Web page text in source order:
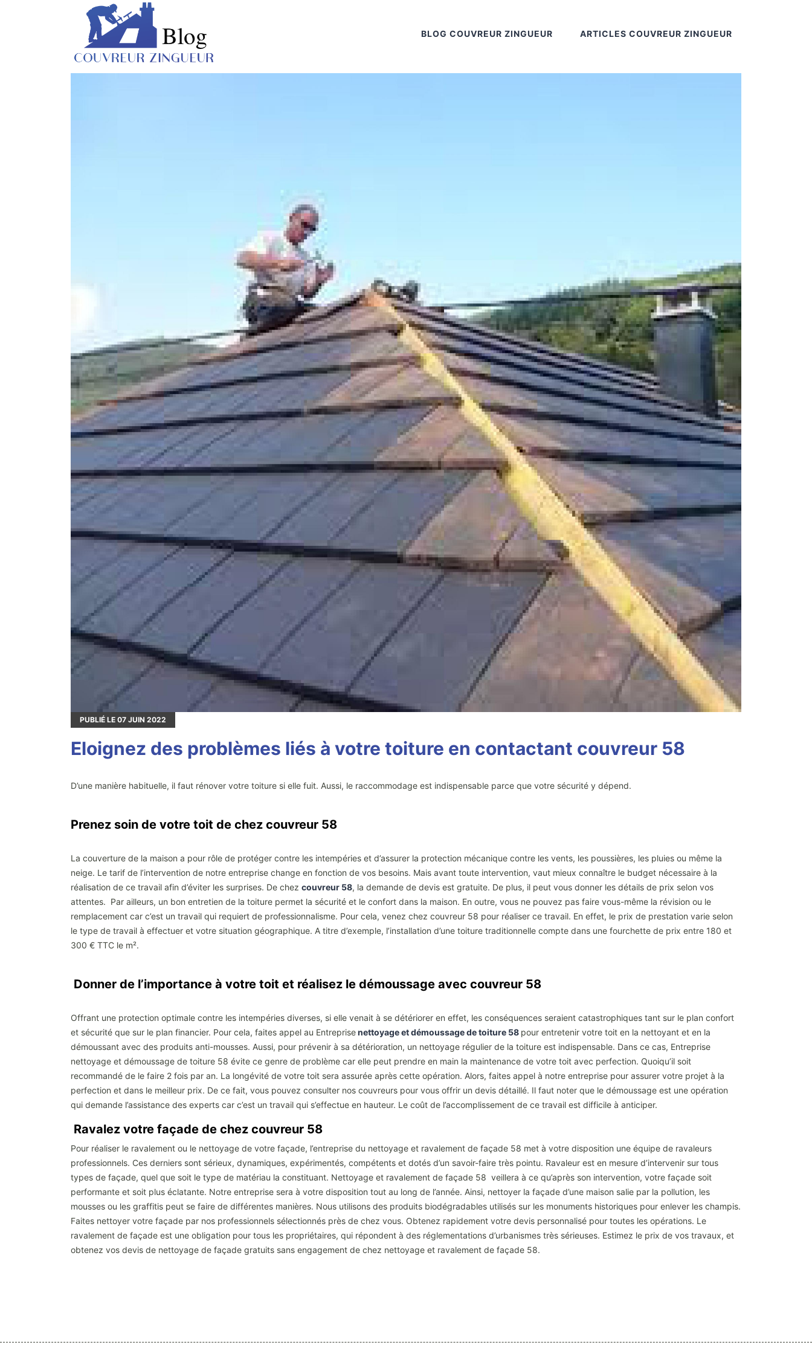
BLOG COUVREUR ZINGUEUR ARTICLES COUVREUR ZINGUEUR
PUBLIÉ LE 07 JUIN 2022
Eloignez des problèmes liés à votre toiture en contactant couvreur 58
D’une manière habituelle, il faut rénover votre toiture si elle fuit. Aussi, le raccommodage est indispensable parce que votre sécurité y dépend.
Prenez soin de votre toit de chez couvreur 58
La couverture de la maison a pour rôle de protéger contre les intempéries et d’assurer la protection mécanique contre les vents, les poussières, les pluies ou même la
neige. Le tarif de l’intervention de notre entreprise change en fonction de vos besoins. Mais avant toute intervention, vaut mieux connaître le budget nécessaire à la
réalisation de ce travail afin d’éviter les surprises. De chez couvreur 58, la demande de devis est gratuite. De plus, il peut vous donner les détails de prix selon vos
attentes. Par ailleurs, un bon entretien de la toiture permet la sécurité et le confort dans la maison. En outre, vous ne pouvez pas faire vous-même la révision ou le
remplacement car c’est un travail qui requiert de professionnalisme. Pour cela, venez chez couvreur 58 pour réaliser ce travail. En effet, le prix de prestation varie selon
le type de travail à effectuer et votre situation géographique. A titre d’exemple, l’installation d’une toiture traditionnelle compte dans une fourchette de prix entre 180 et
300 € TTC le m².
Donner de l’importance à votre toit et réalisez le démoussage avec couvreur 58
Offrant une protection optimale contre les intempéries diverses, si elle venait à se détériorer en effet, les conséquences seraient catastrophiques tant sur le plan confort
et sécurité que sur le plan financier. Pour cela, faites appel au Entreprisenettoyage et démoussage de toiture 58 pour entretenir votre toit en la nettoyant et en la
démoussant avec des produits anti-mousses. Aussi, pour prévenir à sa détérioration, un nettoyage régulier de la toiture est indispensable. Dans ce cas, Entreprise
nettoyage et démoussage de toiture 58 évite ce genre de problème car elle peut prendre en main la maintenance de votre toit avec perfection. Quoiqu’il soit
recommandé de le faire 2 fois par an. La longévité de votre toit sera assurée après cette opération. Alors, faites appel à notre entreprise pour assurer votre projet à la
perfection et dans le meilleur prix. De ce fait, vous pouvez consulter nos couvreurs pour vous offrir un devis détaillé. Il faut noter que le démoussage est une opération
qui demande l’assistance des experts car c’est un travail qui s’effectue en hauteur. Le coût de l’accomplissement de ce travail est difficile à anticiper.
Ravalez votre façade de chez couvreur 58
Pour réaliser le ravalement ou le nettoyage de votre façade, l’entreprise du nettoyage et ravalement de façade 58 met à votre disposition une équipe de ravaleurs
professionnels. Ces derniers sont sérieux, dynamiques, expérimentés, compétents et dotés d’un savoir-faire très pointu. Ravaleur est en mesure d’intervenir sur tous
types de façade, quel que soit le type de matériau la constituant. Nettoyage et ravalement de façade 58 veillera à ce qu’après son intervention, votre façade soit
performante et soit plus éclatante. Notre entreprise sera à votre disposition tout au long de l’année. Ainsi, nettoyer la façade d’une maison salie par la pollution, les
mousses ou les graffitis peut se faire de différentes manières. Nous utilisons des produits biodégradables utilisés sur les monuments historiques pour enlever les champis.
Faites nettoyer votre façade par nos professionnels sélectionnés près de chez vous. Obtenez rapidement votre devis personnalisé pour toutes les opérations. Le
ravalement de façade est une obligation pour tous les propriétaires, qui répondent à des réglementations d’urbanismes très sérieuses. Estimez le prix de vos travaux, et
obtenez vos devis de nettoyage de façade gratuits sans engagement de chez nettoyage et ravalement de façade 58.